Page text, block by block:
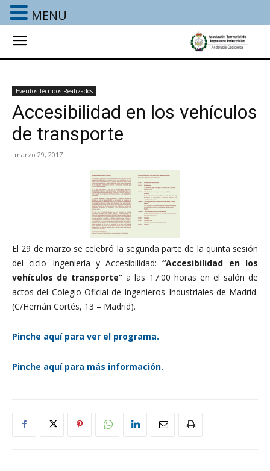
Eventos Técnicos Realizados
Accesibilidad en los vehículos
de transporte
marzo 29, 2017
El 29 de marzo se celebró la segunda parte de la quinta sesión
del ciclo Ingeniería y Accesibilidad:“Accesibilidad en los
vehículos de transporte” a las 17:00 horas en el salón de
actos del Colegio Oficial de Ingenieros Industriales de Madrid.
(C/Hernán Cortés, 13 – Madrid).
Pinche aquí para ver el programa.
Pinche aquí para más información.
MENU